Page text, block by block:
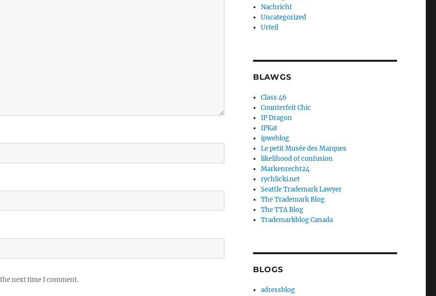
next time I comment.
Nachricht
Uncategorized
Urteil
BLAWGS
Class 46
Counterfeit Chic
IP Dragon
IPKat
ipweblog
Le petit Musée des Marques
likelihood of confusion
Markenrecht24
rychlicki.net
Seattle Trademark Lawyer
The Trademark Blog
The TTA Blog
Trademarkblog Canada
BLOGS
adressblog